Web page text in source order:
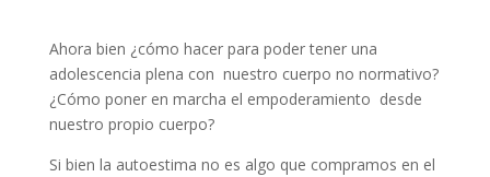
Ahora bien ¿cómo hacer para poder tener una
adolescencia plena con nuestro cuerpo no normativo?
¿Cómo poner en marcha el empoderamiento desde
nuestro propio cuerpo?
Si bien la autoestima no es algo que compramos en el